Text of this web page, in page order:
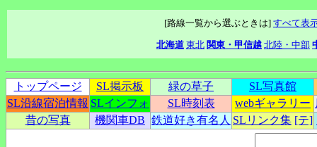
[路線一覧から選ぶときは] すべて表
北海道 東北 関東・甲信越 北陸・中部
トップページ SL掲示板 緑の草子
SL写真館
SL沿線宿泊情報 SLインフォ SL時刻表 webギャラリー
昔の写真
機関車DB 鉄道好き有名人 SLリンク集 [テ]